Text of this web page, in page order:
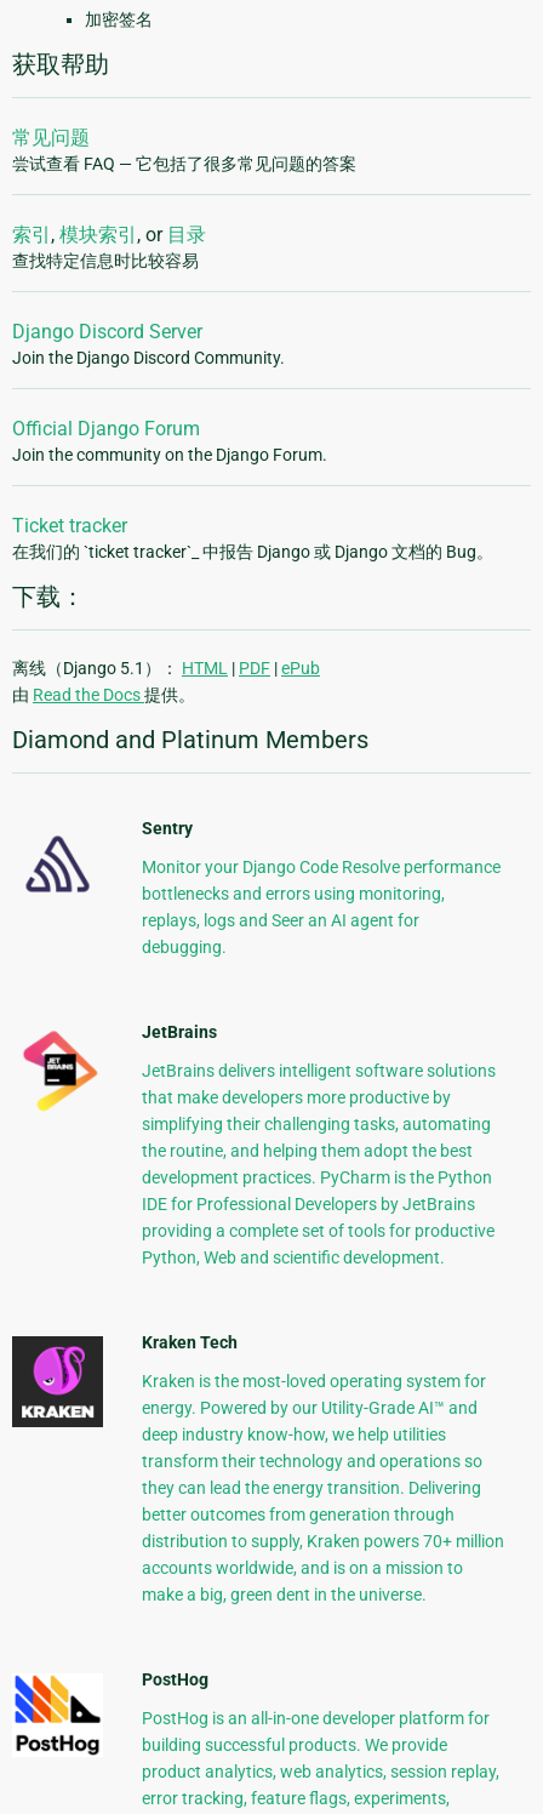
加密签名
获取帮助
常见问题
尝试查看 FAQ — 它包括了很多常见问题的答案
索引 , 模块索引 , or 目录
查找特定信息时比较容易
Django Discord Server
Join the Django Discord Community.
Official Django Forum
Join the community on the Django Forum.
Ticket tracker
在我们的 `ticket tracker`_ 中报告 Django 或 Django 文档的 Bug。
下载：
离线（Django 5.1）： HTML | PDF |ePub
由 Read the Docs提供。
Diamond and Platinum Members
Sentry
Monitor your Django Code Resolve performance
bottlenecks and errors using monitoring,
replays, logs and Seer an AI agent for
debugging.
JetBrains
JetBrains delivers intelligent software solutions
that make developers more productive by
simplifying their challenging tasks, automating
the routine, and helping them adopt the best
development practices. PyCharm is the Python
IDE for Professional Developers by JetBrains
providing a complete set of tools for productive
Python, Web and scientific development.
Kraken Tech
Kraken is the most-loved operating system for
energy. Powered by our Utility-Grade AI™ and
deep industry know-how, we help utilities
transform their technology and operations so
they can lead the energy transition. Delivering
better outcomes from generation through
distribution to supply, Kraken powers 70+ million
accounts worldwide, and is on a mission to
make a big, green dent in the universe.
PostHog
PostHog is an all-in-one developer platform for
building successful products. We provide
product analytics, web analytics, session replay,
error tracking, feature flags, experiments,